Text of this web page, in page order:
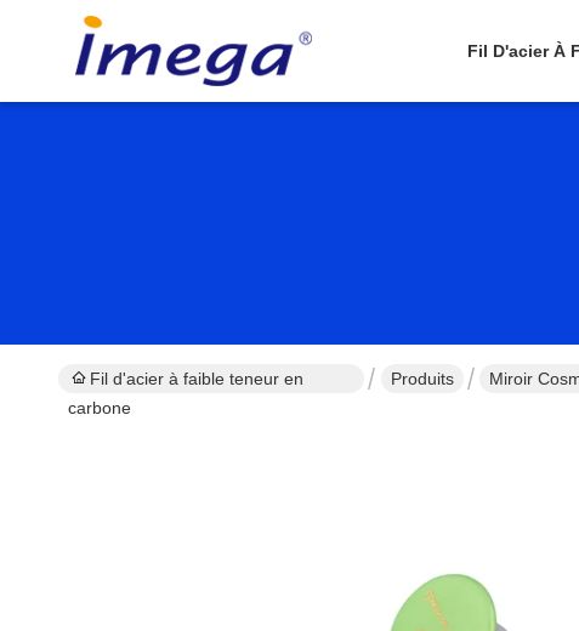
Fil D'acier À
Fil d'acier à faible teneur en
carbone
Produits Miroir